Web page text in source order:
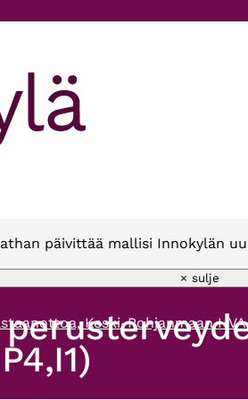
päivittää mallisi Innokylän
× sulje
Keski-Pohjanmaan HVA